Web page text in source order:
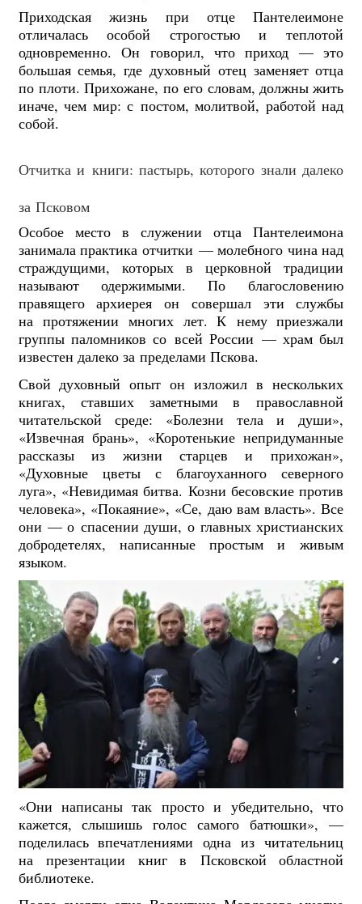
Приходская жизнь при отце Пантелеимоне
отличалась особой строгостью и теплотой
одновременно. Он говорил, что приход — это
большая семья, где духовный отец заменяет отца
по плоти. Прихожане, по его словам, должны жить
иначе, чем мир: с постом, молитвой, работой над
собой.
Отчитка и книги: пастырь, которого знали далеко
за Псковом
Особое место в служении отца Пантелеимона
занимала практика отчитки — молебного чина над
страждущими, которых в церковной традиции
называют одержимыми. По благословению
правящего архиерея он совершал эти службы
на протяжении многих лет. К нему приезжали
группы паломников со всей России — храм был
известен далеко за пределами Пскова.
Свой духовный опыт он изложил в нескольких
книгах, ставших заметными в православной
читательской среде: «Болезни тела и души»,
«Извечная брань», «Коротенькие непридуманные
рассказы из жизни старцев и прихожан»,
«Духовные цветы с благоуханного северного
луга», «Невидимая битва. Козни бесовские против
человека», «Покаяние», «Се, даю вам власть». Все
они — о спасении души, о главных христианских
добродетелях, написанные простым и живым
языком.
«Они написаны так просто и убедительно, что
кажется, слышишь голос самого батюшки», —
поделилась впечатлениями одна из читательниц
на презентации книг в Псковской областной
библиотеке.